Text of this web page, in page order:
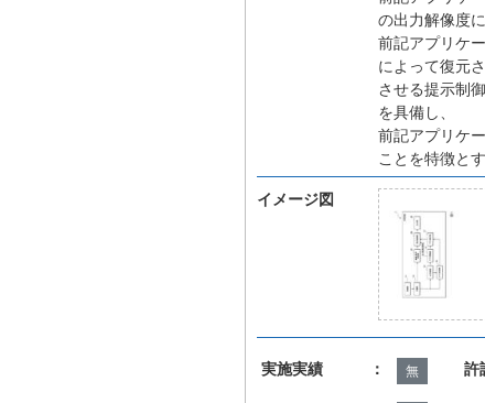
の出力解像度
前記アプリケ
によって復元
させる提示制御
を具備し、
前記アプリケ
ことを特徴と
イメージ図
実施実績 ： 無 許